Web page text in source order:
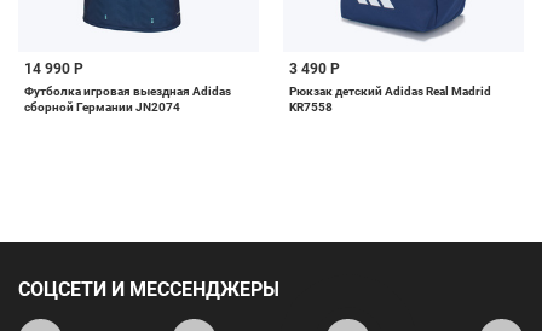
14 990 Р
Футболка игровая выездная Adidas
сборной Германии JN2074
3 490 Р
Рюкзак детский Adidas Real Madrid
KR7558
СОЦСЕТИ И МЕССЕНДЖЕРЫ